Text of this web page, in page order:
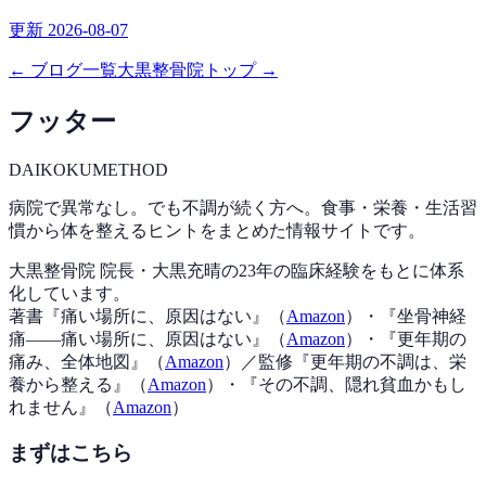
更新 2026-08-07
← ブログ一覧大黒整骨院トップ →
フッター
DAIKOKUMETHOD
病院で異常なし。でも不調が続く方へ。食事・栄養・生活習
慣から体を整えるヒントをまとめた情報サイトです。
大黒整骨院 院長・大黒充晴の23年の臨床経験をもとに体系
化しています。
著書『痛い場所に、原因はない 』（Amazon） ・『坐骨神経
痛——痛い場所に、原因はない 』（Amazon） ・『更年期の
痛み、全体地図 』（Amazon） ／監修『更年期の不調は、栄
養から整える 』（Amazon） ・『その不調、隠れ貧血かもし
れません 』（Amazon）
まずはこちら